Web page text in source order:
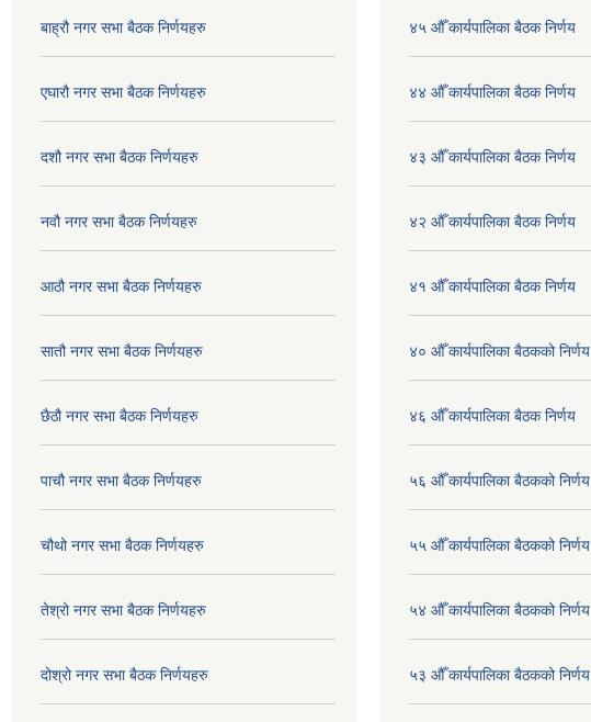
बाह्रौ नगर सभा बैठक निर्णयहरु
एघारौ नगर सभा बैठक निर्णयहरु
दशौ नगर सभा बैठक निर्णयहरु
नवौ नगर सभा बैठक निर्णयहरु
आठौ नगर सभा बैठक निर्णयहरु
सातौ नगर सभा बैठक निर्णयहरु
छैठौ नगर सभा बैठक निर्णयहरु
पाचौ नगर सभा बैठक निर्णयहरु
चौथो नगर सभा बैठक निर्णयहरु
तेश्रो नगर सभा बैठक निर्णयहरु
दोश्रो नगर सभा बैठक निर्णयहरु
४५ औँ कार्यपालिका बैठक निर्णय
४४ औँ कार्यपालिका बैठक निर्णय
४३ औँ कार्यपालिका बैठक निर्णय
४२ औँ कार्यपालिका बैठक निर्णय
४१ औँ कार्यपालिका बैठक निर्णय
४० औँ कार्यपालिका बैठकको निर्णय
४६ औँ कार्यपालिका बैठक निर्णय
५६ औँ कार्यपालिका बैठकको निर्णय
५५ औँ कार्यपालिका बैठकको निर्णय
५४ औँ कार्यपालिका बैठकको निर्णय
५३ औँ कार्यपालिका बैठकको निर्णय